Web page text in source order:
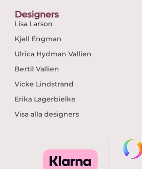
Designers
Lisa Larson
Kjell Engman
Ulrica Hydman Vallien
Bertil Vallien
Vicke Lindstrand
Erika Lagerbielke
Visa alla designers